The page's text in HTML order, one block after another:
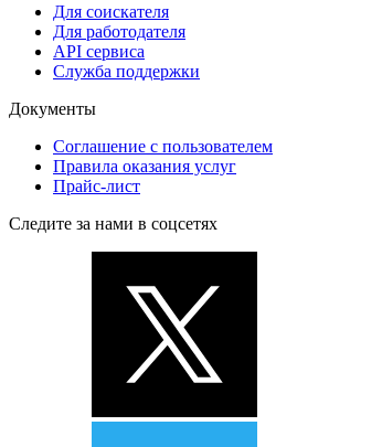
Для соискателя
Для работодателя
API сервиса
Служба поддержки
Документы
Соглашение с пользователем
Правила оказания услуг
Прайс-лист
Следите за нами в соцсетях